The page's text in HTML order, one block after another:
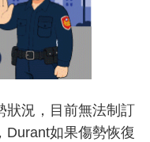
狀況，目前無法制訂
Durant如果傷勢恢復